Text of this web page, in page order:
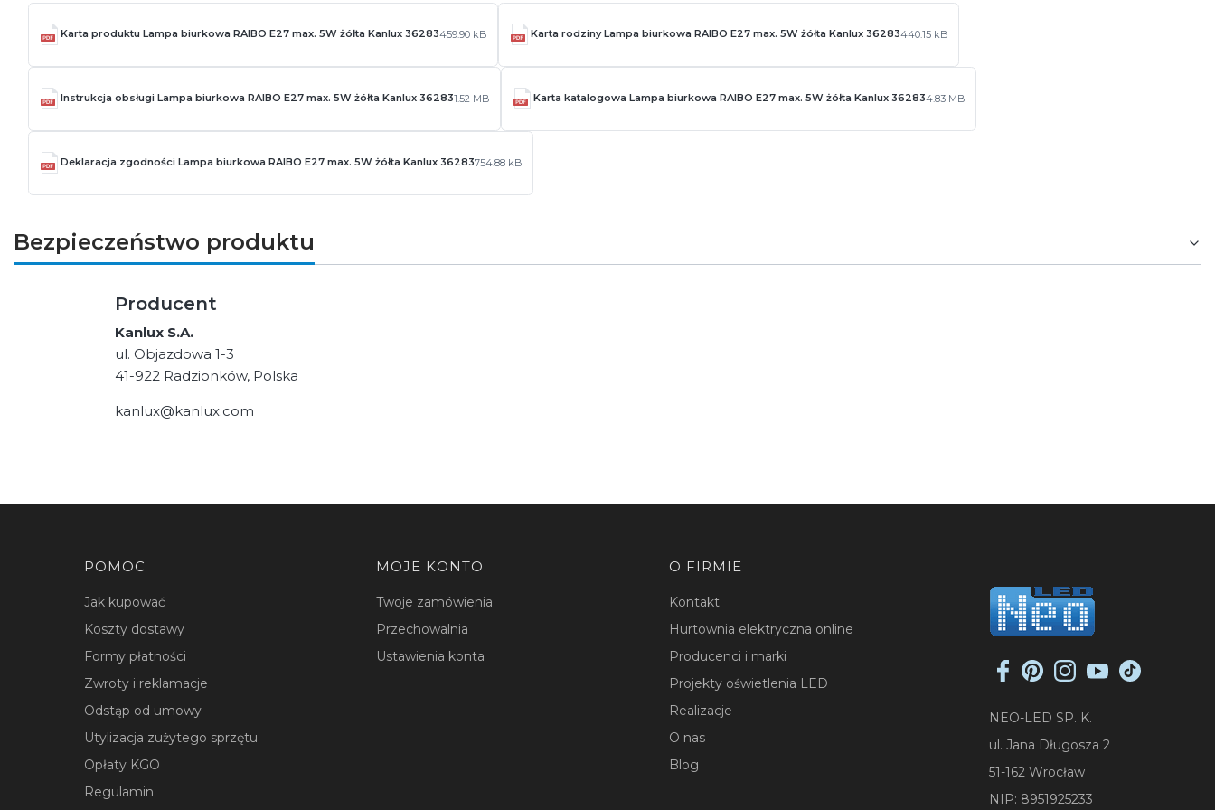
Karta produktu Lampa biurkowa RAIBO E27 max. 5W żółta Kanlux 36283459.90 kB Karta rodziny Lampa biurkowa RAIBO E27 max. 5W żółta Kanlux 36283440.15 kB
Instrukcja obsługi Lampa biurkowa RAIBO E27 max. 5W żółta Kanlux 362831.52 MB Karta katalogowa Lampa biurkowa RAIBO E27 max. 5W żółta Kanlux 362834.83 MB
Deklaracja zgodności Lampa biurkowa RAIBO E27 max. 5W żółta Kanlux 36283754.88 kB
Bezpieczeństwo produktu
Producent
Kanlux S.A.
ul. Objazdowa 1-3
41-922 Radzionków, Polska
kanlux@kanlux.com
Linki w stopce
POMOC
Jak kupować
Koszty dostawy
Formy płatności
Zwroty i reklamacje
Odstąp od umowy
Utylizacja zużytego sprzętu
Opłaty KGO
Regulamin
MOJE KONTO
Twoje zamówienia
Przechowalnia
Ustawienia konta
O FIRMIE
Kontakt
Hurtownia elektryczna online
Producenci i marki
Projekty oświetlenia LED
Realizacje
O nas
Blog
NEO-LED SP. K.
ul. Jana Długosza 2
51-162 Wrocław
NIP: 8951925233